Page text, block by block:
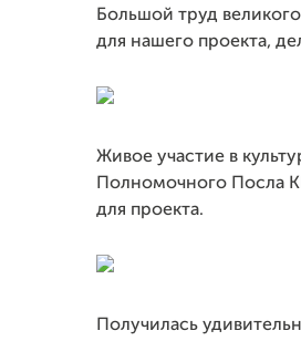
Большой труд
для нашего проекта,
Живое участие в
Полномочного Посла
для проекта.
Получилась